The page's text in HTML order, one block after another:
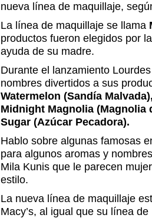
nueva línea de maquillaje,
La línea de maquillaje se llama
productos fueron elegidos por
ayuda de su madre.
Durante el lanzamiento
nombres divertidos a sus
Watermelon (Sandía
Midnight Magnolia (Magnolia
Sugar (Azúcar Pecadora).
Hablo sobre algunas famosas
para algunos aromas y
Mila Kunis que le parecen
estilo.
La nueva línea de maquillaje
Macy’s, al igual que su línea de